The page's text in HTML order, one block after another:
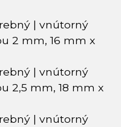
| vnútorný
2 mm, 16 mm x
| vnútorný
2,5 mm, 18 mm x
| vnútorný